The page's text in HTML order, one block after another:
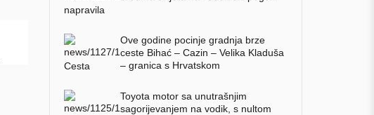
Ove godine pocinje gradnja brze
ceste Bihać – Cazin – Velika Kladuša
– granica s Hrvatskom
Toyota motor sa unutrašnjim
sagorijevanjem na vodik, s nultom